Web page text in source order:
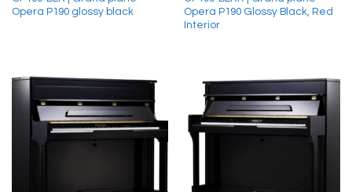
Opera P190 glossy black
Opera P190 Glossy Black, Red
Interior